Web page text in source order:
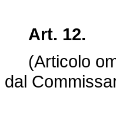
Art. 12.
(Articolo
dal